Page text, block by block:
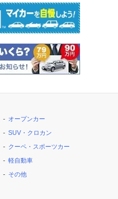
オープンカー
SUV・クロカン
クーペ・スポーツカー
軽自動車
その他